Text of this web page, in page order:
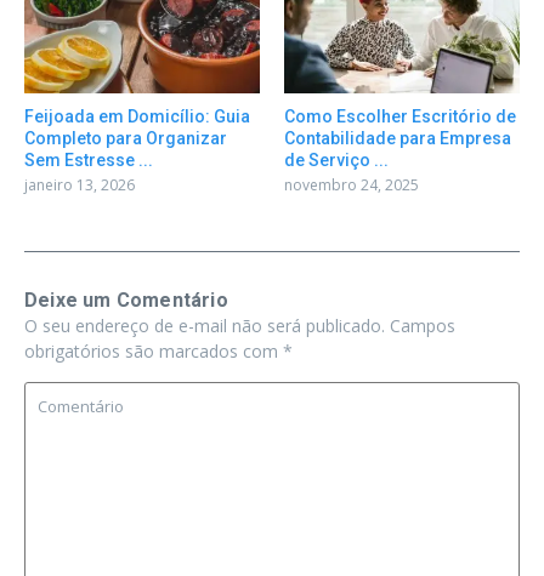
Feijoada em Domicílio: Guia
Completo para Organizar
Sem Estresse ...
janeiro 13, 2026
Como Escolher Escritório de
Contabilidade para Empresa
de Serviço ...
novembro 24, 2025
Deixe um Comentário
O seu endereço de e-mail não será publicado. Campos
obrigatórios são marcados com *